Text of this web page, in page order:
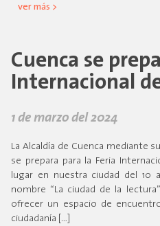
ver más >
Cuenca se
Internacional
1 de marzo del 2024
La Alcaldía de Cuenca mediante
se prepara para la Feria
lugar en nuestra ciudad del 10
nombre “La ciudad de la
ofrecer un espacio de
ciudadanía […]